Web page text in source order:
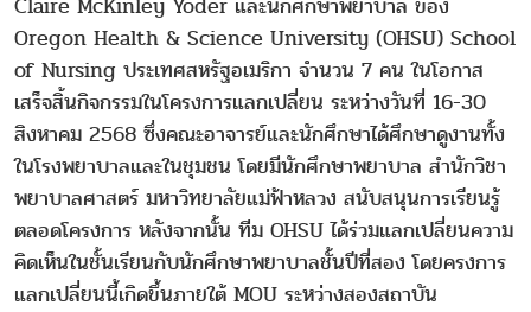
Oregon Health & Science University (OHSU) School
of Nursing ประเทศสหรัฐอเมริกา จำนวน 7 คน ในโอกาส
เสร็จสิ้นกิจกรรมในโครงการแลกเปลี่ยน ระหว่างวันที่ 16-30
สิงหาคม 2568 ซึ่งคณะอาจารย์และนักศึกษาได้ศึกษาดูงานทั้ง
ในโรงพยาบาลและในชุมชน โดยมีนักศึกษาพยาบาล สำนักวิชา
พยาบาลศาสตร์ มหาวิทยาลัยแม่ฟ้าหลวง สนับสนุนการเรียนรู้
ตลอดโครงการ หลังจากนั้น ทีม OHSU ได้ร่วมแลกเปลี่ยนความ
คิดเห็นในชั้นเรียนกับนักศึกษาพยาบาลชั้นปีที่สอง โดยครงการ
แลกเปลี่ยนนี้เกิดขึ้นภายใต้ MOU ระหว่างสองสถาบัน